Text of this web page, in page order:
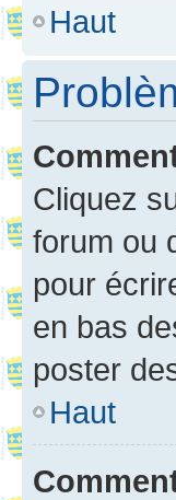
Haut
Cliquez
forum ou
pour
en bas
poster
Haut